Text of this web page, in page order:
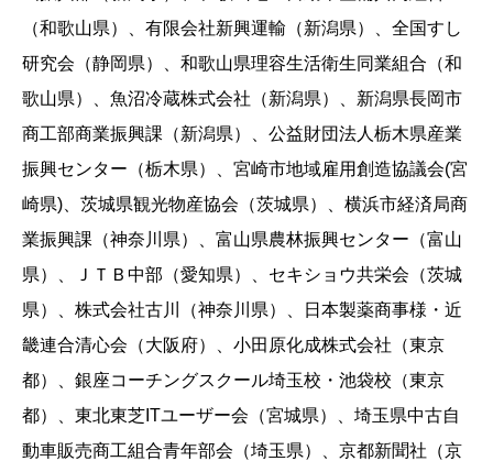
（和歌山県）、有限会社新興運輸（新潟県）、全国すし
研究会（静岡県）、和歌山県理容生活衛生同業組合（和
歌山県）、魚沼冷蔵株式会社（新潟県）、新潟県長岡市
商工部商業振興課（新潟県）、公益財団法人栃木県産業
振興センター（栃木県）、宮崎市地域雇用創造協議会(宮
崎県)、茨城県観光物産協会（茨城県）、横浜市経済局商
業振興課（神奈川県）、富山県農林振興センター（富山
県）、ＪＴＢ中部（愛知県）、セキショウ共栄会（茨城
県）、株式会社古川（神奈川県）、日本製薬商事様・近
畿連合清心会（大阪府）、小田原化成株式会社（東京
都）、銀座コーチングスクール埼玉校・池袋校（東京
都）、東北東芝ITユーザー会（宮城県）、埼玉県中古自
動車販売商工組合青年部会（埼玉県）、京都新聞社（京